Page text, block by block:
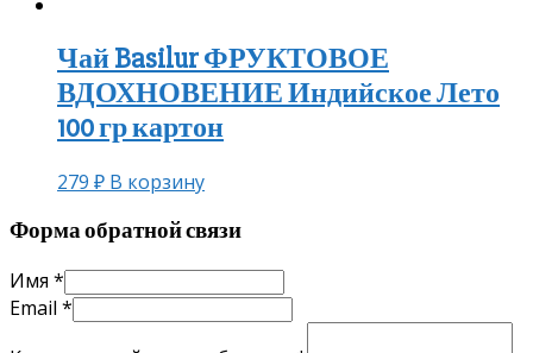
Чай Basilur ФРУКТОВОЕ
ВДОХНОВЕНИЕ Индийское Лето
100 гр картон
279 ₽ В корзину
Форма обратной связи
Имя *
Email *